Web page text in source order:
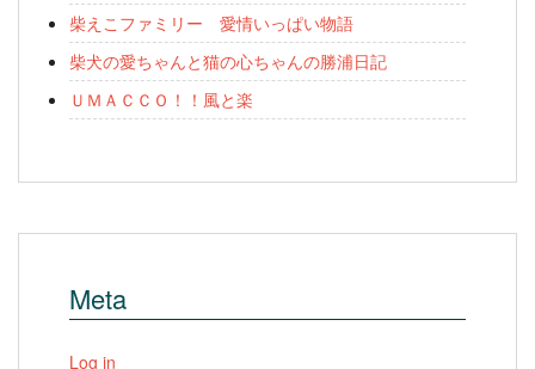
柴えこファミリー 愛情いっぱい物語
柴犬の愛ちゃんと猫の心ちゃんの勝浦日記
ＵＭＡＣＣＯ！！風と楽
Meta
Log in